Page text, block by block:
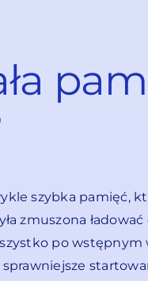
szybka pamięć,
zmuszona
po